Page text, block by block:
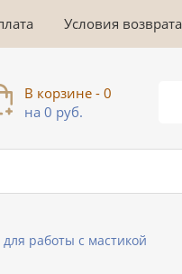
Условия возврата
В корзине - 0
на 0 руб.
работы с мастикой